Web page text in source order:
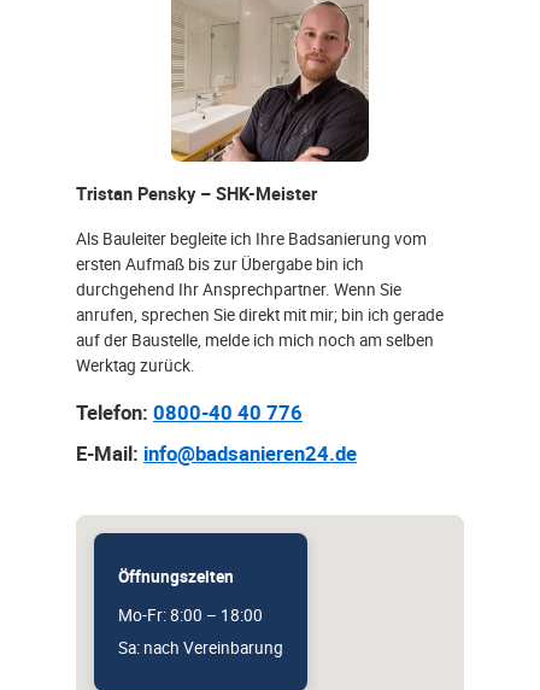
Tristan Pensky – SHK-Meister
Als Bauleiter begleite ich Ihre Badsanierung vom
ersten Aufmaß bis zur Übergabe bin ich
durchgehend Ihr Ansprechpartner. Wenn Sie
anrufen, sprechen Sie direkt mit mir; bin ich gerade
auf der Baustelle, melde ich mich noch am selben
Werktag zurück.
Telefon: 0800-40 40 776
E-Mail: info@badsanieren24.de
Öffnungszeiten
Mo-Fr: 8:00 – 18:00
Sa: nach Vereinbarung